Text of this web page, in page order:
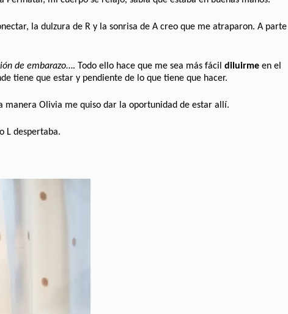
la dulzura de R y la sonrisa de A creo que me atraparon. A parte
de embarazo…. Todo ello hace que me sea más fácil diluirme en el
tiene que estar y pendiente de lo que tiene que hacer.
manera Olivia me quiso dar la oportunidad de estar allí.
L despertaba.